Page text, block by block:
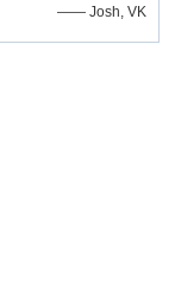
—— Josh, VK